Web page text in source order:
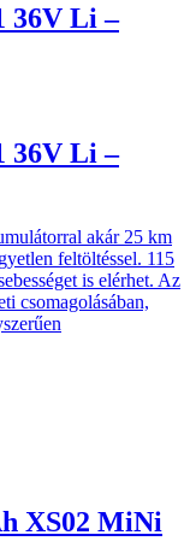
36V Li –
36V Li –
akár 25 km
feltöltéssel. 115
is elérhet. Az
csomagolásában,
XS02 MiNi